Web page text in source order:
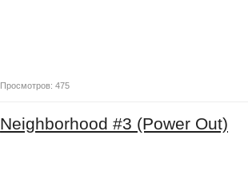
Просмотров: 475
Neighborhood #3 (Power Out)